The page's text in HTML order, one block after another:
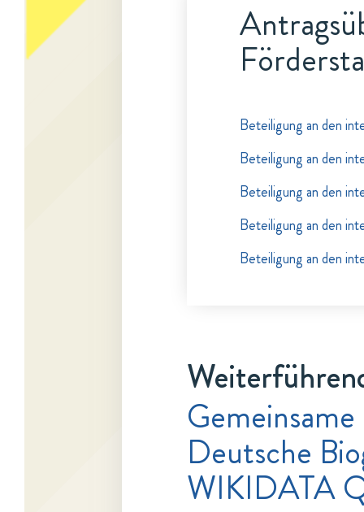
Beteiligung an den
Beteiligung an den
Beteiligung an den
Beteiligung an den
Beteiligung an den
Deutsche
WIKIDATA